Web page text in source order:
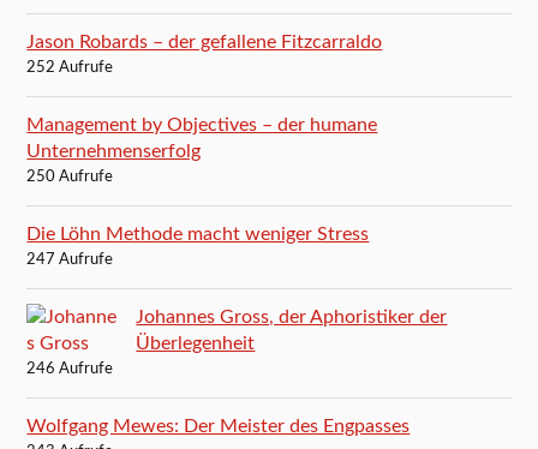
Jason Robards – der gefallene Fitzcarraldo
252 Aufrufe
Management by Objectives – der humane
Unternehmenserfolg
250 Aufrufe
Die Löhn Methode macht weniger Stress
247 Aufrufe
Johannes Gross, der Aphoristiker der
Überlegenheit
246 Aufrufe
Wolfgang Mewes: Der Meister des Engpasses